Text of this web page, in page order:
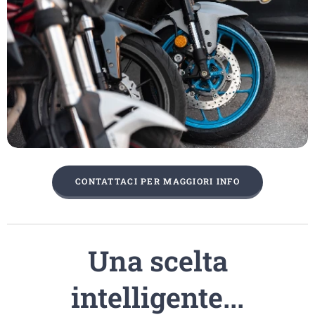
CONTATTACI PER MAGGIORI INFO
Una scelta
intelligente...